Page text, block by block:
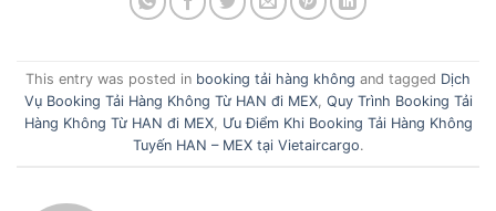
This entry was posted in booking tải hàng không and tagged Dịch
Vụ Booking Tải Hàng Không Từ HAN đi MEX, Quy Trình Booking Tải
Hàng Không Từ HAN đi MEX, Ưu Điểm Khi Booking Tải Hàng Không
Tuyến HAN – MEX tại Vietaircargo.